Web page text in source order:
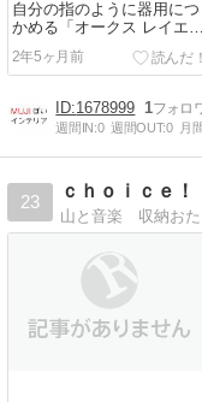
自分の指のように器用につ
かめる「オークス レイエ
ゆびさきトング」
2年5ヶ月前
1678999 1
週間IN:0 週間OUT:0 月
23
ｃｈｏｉｃｅ！
山と音楽 収納おた